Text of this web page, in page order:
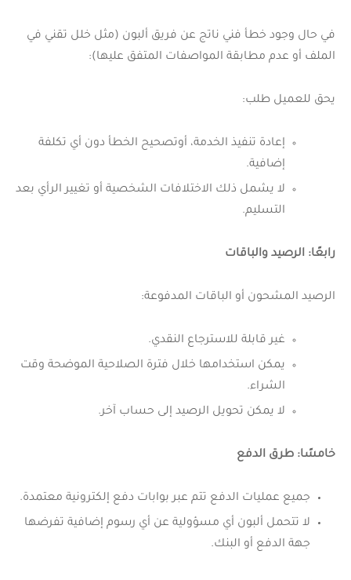
في حال وجود خطأ فني ناتج عن فريق ألبون (مثل خلل تقني في
الملف أو عدم مطابقة المواصفات المتفق عليها):
يحق للعميل طلب:
إعادة تنفيذ الخدمة، أوتصحيح الخطأ دون أي تكلفة
إضافية.
لا يشمل ذلك الاختلافات الشخصية أو تغيير الرأي بعد
التسليم.
رابعًا: الرصيد والباقات
الرصيد المشحون أو الباقات المدفوعة:
غير قابلة للاسترجاع النقدي.
يمكن استخدامها خلال فترة الصلاحية الموضحة وقت
الشراء.
لا يمكن تحويل الرصيد إلى حساب آخر.
خامسًا: طرق الدفع
جميع عمليات الدفع تتم عبر بوابات دفع إلكترونية معتمدة.
لا تتحمل ألبون أي مسؤولية عن أي رسوم إضافية تفرضها
جهة الدفع أو البنك.